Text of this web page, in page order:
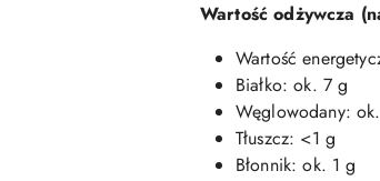
Wartość odżywcza
Wartość
Białko: ok. 7 g
Węglowodany:
Tłuszcz: <1 g
Błonnik: ok. 1 g